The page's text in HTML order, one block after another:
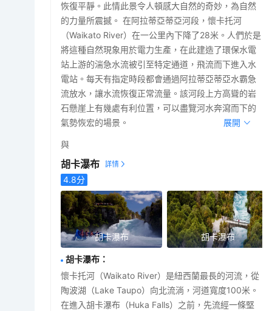
恢復平靜。此情此景令人頓感大自然的奇妙，為自然
的力量所震撼。 在阿拉蒂亞蒂亞河段，懷卡托河
（Waikato River）在一公里內下降了28米。人們於是
將這種自然現象用於電力生產，在此建造了環保水電
站上游的湍急水流被引至特定通道，飛流而下進入水
電站。每天有指定時段都會通過阿拉蒂亞蒂亞水霸急
流放水，讓水流恢復正常流量。該河段上方高聳的岩
石懸崖上有幾處有利位置，可以盡覽河水奔瀉而下的
氣勢恢宏的場景。
展開
與
胡卡瀑布
4.8分
胡卡瀑布 胡卡瀑布
胡卡瀑布 ：
懷卡托河（Waikato River）是紐西蘭最長的河流，從
陶波湖（Lake Taupo）向北流淌，河道寬度100米。
在進入胡卡瀑布（Huka Falls）之前，先流經一條堅